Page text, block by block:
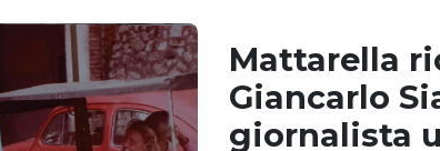
Mattarella
Giancarlo
giornalista